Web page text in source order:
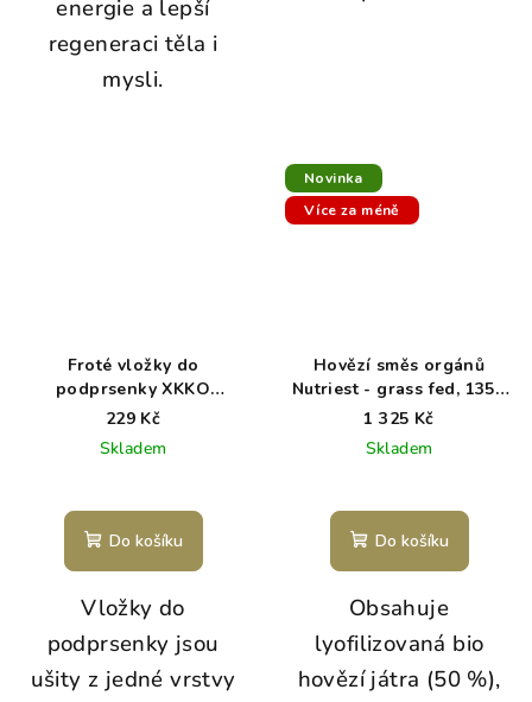
energie a lepší
regeneraci těla i
mysli.
Froté vložky do
podprsenky XKKO
Organic - Bílé
229 Kč
Skladem
Do košíku
Vložky do
podprsenky jsou
ušity z jedné vrstvy
Novinka
Více za méně
Hovězí směs orgánů
Nutriest - grass fed, 135g
v prášku
1 325 Kč
Skladem
hodnocení
produktu
z
hvězdiček.
Do košíku
Obsahuje
lyofilizovaná bio
hovězí játra (50 %),